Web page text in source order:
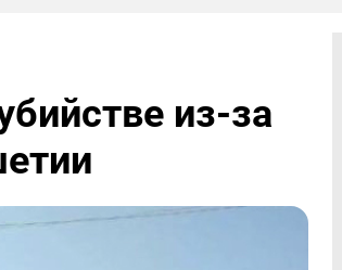
из-за